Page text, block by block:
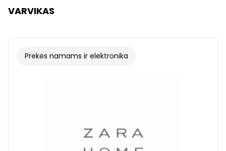
VARVIKAS
Prekės namams ir elektronika